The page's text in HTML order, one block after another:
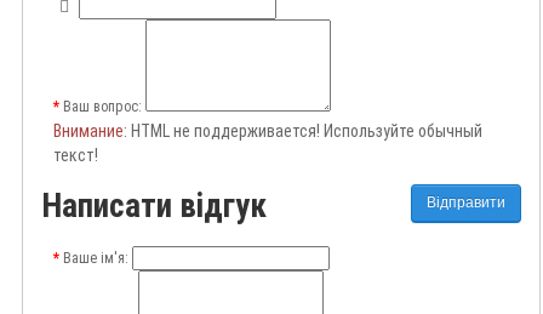
Ваш вопрос:
Внимание: HTML не поддерживается! Используйте обычный
текст!
Відправити
Написати відгук
Ваше ім'я: